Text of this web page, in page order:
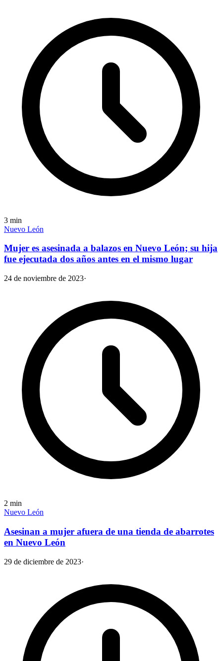
3 min
Nuevo León
Mujer es asesinada a balazos en Nuevo León; su hija
fue ejecutada dos años antes en el mismo lugar
24 de noviembre de 2023·
2 min
Nuevo León
Asesinan a mujer afuera de una tienda de abarrotes
en Nuevo León
29 de diciembre de 2023·